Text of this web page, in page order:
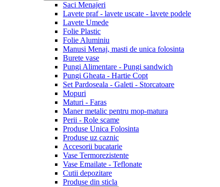
Saci Menajeri
Lavete praf - lavete uscate - lavete podele
Lavete Umede
Folie Plastic
Folie Aluminiu
Manusi Menaj, masti de unica folosinta
Burete vase
Pungi Alimentare - Pungi sandwich
Pungi Gheata - Hartie Copt
Set Pardoseala - Galeti - Storcatoare
Mopuri
Maturi - Faras
Maner metalic pentru mop-matura
Perii - Role scame
Produse Unica Folosinta
Produse uz caznic
Accesorii bucatarie
Vase Termorezistente
Vase Emailate - Teflonate
Cutii depozitare
Produse din sticla